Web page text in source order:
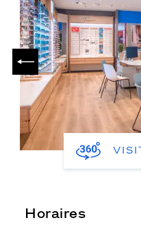
PRÉCÉDENT
Horaires